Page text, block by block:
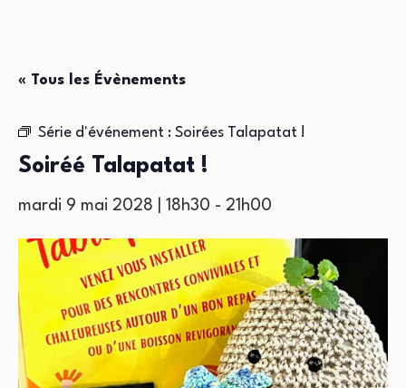
« Tous les Évènements
Série d'événement : Soirées Talapatat !
Soiréé Talapatat !
mardi 9 mai 2028 | 18h30 - 21h00